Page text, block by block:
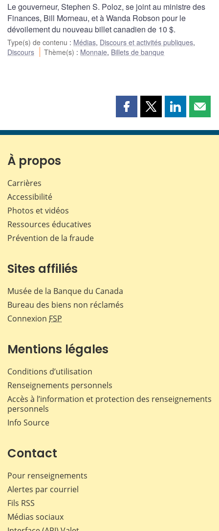
Le gouverneur, Stephen S. Poloz, se joint au ministre des
Finances, Bill Morneau, et à Wanda Robson pour le
dévoilement du nouveau billet canadien de 10 $.
Type(s) de contenu : Médias, Discours et activités publiques,
Discours
Thème(s) : Monnaie, Billets de banque
Partager
page
Partager
page
Partager
page page
À propos
Carrières
Accessibilité
Photos et vidéos
Ressources éducatives
Prévention de la fraude
Sites affiliés
Musée de la Banque du Canada
Bureau des biens non réclamés
Connexion FSP
Mentions légales
Conditions d’utilisation
Renseignements personnels
Accès à l’information et protection des renseignements
personnels
Info Source
Contact
Pour renseignements
Alertes par courriel
Fils RSS
Médias sociaux